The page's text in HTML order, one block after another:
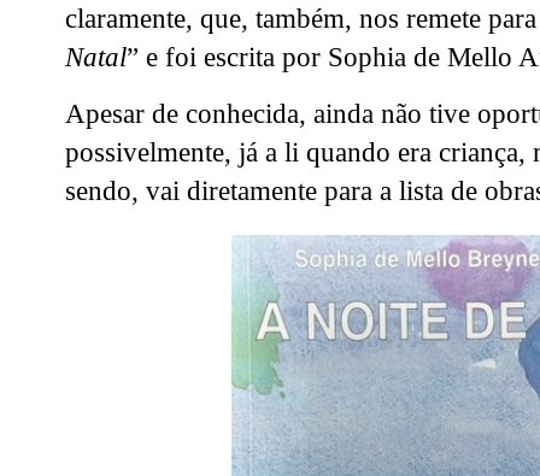
claramente, que, também, nos remete
Natal” e foi escrita por Sophia de Mello
Apesar de conhecida, ainda não tive
possivelmente, já a li quando era criança,
sendo, vai diretamente para a lista de